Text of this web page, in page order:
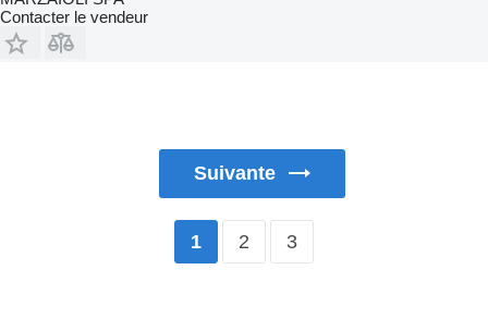
Contacter le vendeur
Suivante
1 2 3